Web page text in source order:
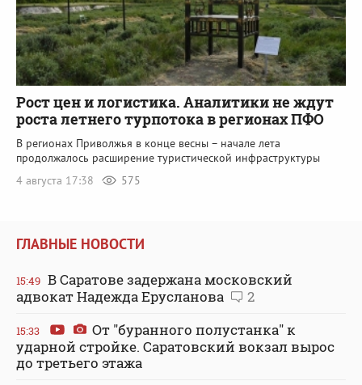
Рост цен и логистика. Аналитики не ждут
роста летнего турпотока в регионах ПФО
В регионах Приволжья в конце весны – начале лета
продолжалось расширение туристической инфраструктуры
4 августа 17:38
575
ГЛАВНЫЕ НОВОСТИ
15:49 В Саратове задержана московский
адвокат Надежда Ерусланова
2
15:33
От "буранного полустанка" к
ударной стройке. Саратовский вокзал вырос
до третьего этажа